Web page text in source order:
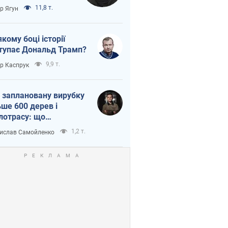
логістика
Ягун 11,8 т.
боці історії
Дональд Трамп?
Каспрук 9,9 т.
вирубку
600 дерев і
що
на Теремках
Самойленко 1,2 т.